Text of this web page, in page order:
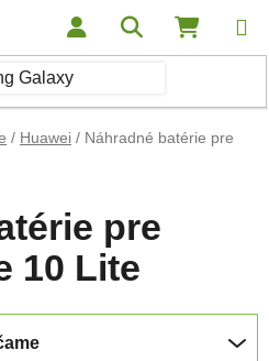
Hľadať
/ Huawei / Náhradné batérie pre
pre
10 Lite